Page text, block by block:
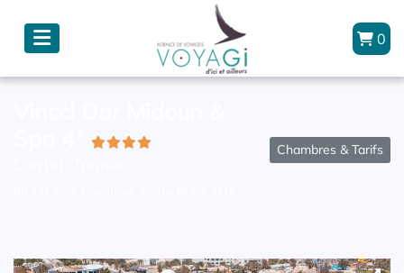
0
Chambres & Tarifs